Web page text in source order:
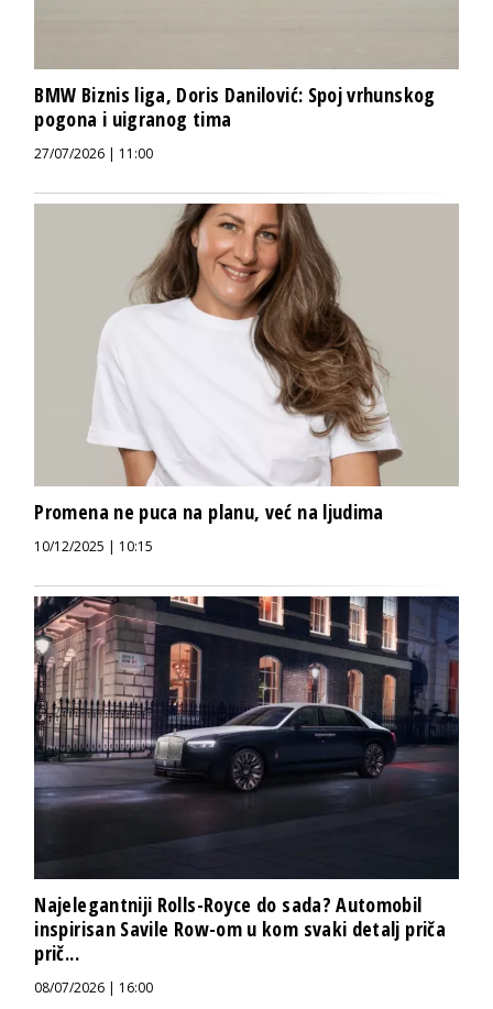
BMW Biznis liga, Doris Danilović: Spoj vrhunskog
pogona i uigranog tima
27/07/2026 | 11:00
Promena ne puca na planu, već na ljudima
10/12/2025 | 10:15
Najelegantniji Rolls-Royce do sada? Automobil
inspirisan Savile Row-om u kom svaki detalj priča
prič...
08/07/2026 | 16:00